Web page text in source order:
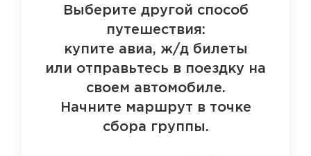
Выберите другой способ
путешествия:
купите авиа, ж/д билеты
или отправьтесь в поездку на
своем автомобиле.
Начните маршрут в точке
сбора группы.